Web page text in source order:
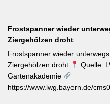
dem Boden — konsequent
Sorte verdrängen. Kletterrosen
Riebtentrieb durch Anbinden in
werden. Ab Ende Juni ist die
Veredelungen: robuste Sorten
Unterlagen zusammenbringen.
Frostspanner wieder
Ziergehölzen droht
Frostspanner wieder
Ziergehölzen droht
Quelle:
Gartenakademie
https://www.lwg.bayern.de/